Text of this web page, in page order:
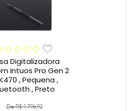
Digitalizadora
Intuos Pro Gen 2
, Pequena ,
, Preto
De R$ 1.796,92